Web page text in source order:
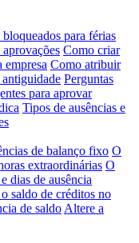
para férias
aprovações Como criar
empresa Como atribuir
Perguntas
para aprovar
Tipos de ausências e
de balanço fixo O
extraordinárias O
dias de ausência
saldo de créditos no
de saldo Altere a